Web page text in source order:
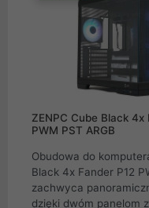
ZENPC Cube Black 4x
PWM PST ARGB
Obudowa do
Black 4x Fander P12
zachwyca
dzięki dwóm panelom